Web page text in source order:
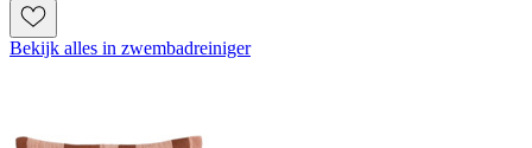
Bekijk alles in zwembadreiniger